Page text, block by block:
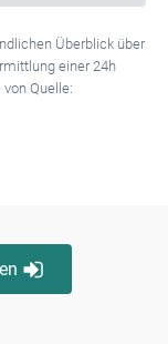
Überblick über
einer 24h
Quelle: